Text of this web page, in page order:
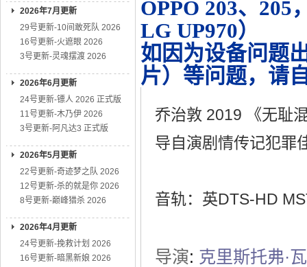
2026年7月更新
29号更新-10间敢死队 2026
16号更新-火遮眼 2026
3号更新-灵魂摆渡 2026
2026年6月更新
24号更新-镖人 2026 正式版
11号更新-木乃伊 2026
3号更新-阿凡达3 正式版
2026年5月更新
22号更新-奇迹梦之队 2026
12号更新-杀的就是你 2026
8号更新-巅峰猎杀 2026
2026年4月更新
24号更新-挽救计划 2026
16号更新-暗黑新娘 2026
OPPO 203、205
LG UP970）
如因为设备问题
片）等问题，请
乔治敦 2019 《无耻
导自演剧情传记犯罪
音轨：英DTS-HD
导演: 克里斯托弗·